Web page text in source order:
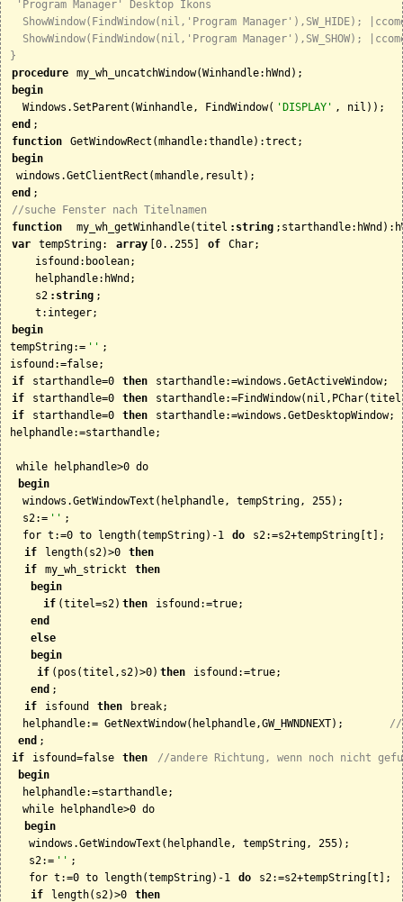
'Program Manager' Desktop Ikons
ShowWindow(FindWindow(nil,'Program Manager'),SW_HIDE);
ShowWindow(FindWindow(nil,'Program Manager'),SW_SHOW);
}
procedure
begin
  Windows.SetParent(Winhandle, FindWindow(
'DISPLAY'
end
function
begin
end
//suche Fenster nach Titelnamen
function
  my_wh_getWinhandle(titel
:string
var
tempString: array [0..255] of
Char;
    isfound:boolean;
    helphandle:hWnd;
    s2
:string ;
begin
tempString:= '' ;
if
starthandle=0 then
if
starthandle=0
then
if
starthandle=0 then
starthandle:=windows.GetDesktopWindow;
helphandle:=starthandle;
while helphandle>0 do
begin
  windows.GetWindowText(helphandle, tempString, 255);
  s2:=
'' ;
  for t:=0 to length(tempString)-1
do
s2:=s2+tempString[t];
if
length(s2)>0
then
if
my_wh_strickt
then
begin
if (titel=s2) then
isfound:=true;
end
else
begin
if (pos(titel,s2)>0) then
isfound:=true;
end ;
if
isfound then
break;
  helphandle:= GetNextWindow(helphandle,GW_HWNDNEXT);
//
end
if
isfound=false then
//andere Richtung, wenn noch nicht
begin
  helphandle:=starthandle;
  while helphandle>0 do
begin
   windows.GetWindowText(helphandle, tempString, 255);
   s2:=
'' ;
   for t:=0 to length(tempString)-1
do
s2:=s2+tempString[t];
if
length(s2)>0
then